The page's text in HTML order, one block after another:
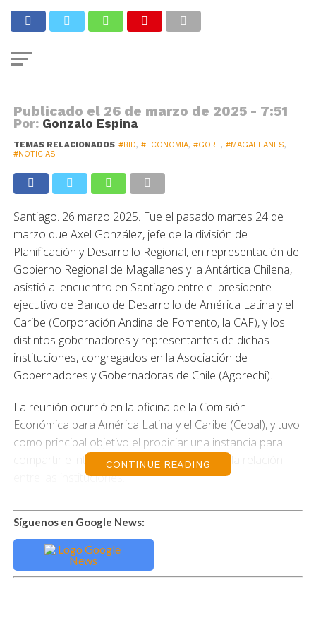
memorando de entendimiento
para impulsar el desarrollo
sostenible
Publicado el 26 de marzo de 2025 - 7:51
Por: Gonzalo Espina
TEMAS RELACIONADOS #BID, #ECONOMIA, #GORE, #MAGALLANES,
#NOTICIAS
Santiago. 26 marzo 2025. Fue el pasado martes 24 de
marzo que Axel González, jefe de la división de
Planificación y Desarrollo Regional, en representación del
Gobierno Regional de Magallanes y la Antártica Chilena,
asistió al encuentro en Santiago entre el presidente
ejecutivo de Banco de Desarrollo de América Latina y el
Caribe (Corporación Andina de Fomento, la CAF), y los
distintos gobernadores y representantes de dichas
instituciones, congregados en la Asociación de
Gobernadores y Gobernadoras de Chile (Agorechi).
La reunión ocurrió en la oficina de la Comisión
Económica para América Latina y el Caribe (Cepal), y tuvo
como principal objetivo el propiciar una instancia para
compartir e intercambiar ideas, y fortalecer la relación
entre las instituciones.
El director de Planificación y Desarrollo Regional relevó
tres materias que fueron transmitidas a los
representantes de la CAF, también de Agorechi, y que han
sido claves en el desarrollo de Magallanes: «Primero, la
conectividad antártica y su valor patrimonial, que es parte
CONTINUE READING
Síguenos en Google News: